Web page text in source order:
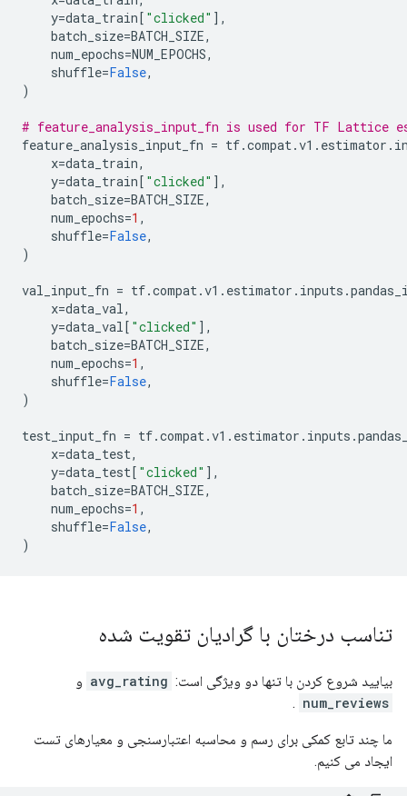
y=data_train[ "clicked" ],
batch_size=BATCH_SIZE,
num_epochs=NUM_EPOCHS,
shuffle=False,
)
# feature_analysis_input_fn is used for TF Lattice
feature_analysis_input_fn = tf.compat.v1 . estimator .
x=data_train,
y=data_train[ "clicked" ],
batch_size=BATCH_SIZE,
num_epochs=1 ,
shuffle=False,
)
val_input_fn = tf.compat.v1 . estimator . inputs .
x=data_val,
y=data_val[ "clicked" ],
batch_size=BATCH_SIZE,
num_epochs=1 ,
shuffle=False,
)
test_input_fn = tf.compat.v1 . estimator . inputs .
x=data_test,
y=data_test[ "clicked" ],
batch_size=BATCH_SIZE,
num_epochs=1 ,
shuffle=False,
)
تناسب درختان با گرادیان تقویت شده
بیایید شروع کردن با تنها دو ویژگی است: avg_rating و
num_reviews
.
ما چند تابع کمکی برای رسم و محاسبه اعتبارسنجی و معیارهای تست
ایجاد می کنیم.